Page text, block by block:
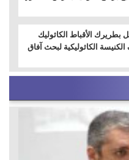
بطريرك الأقباط الكاثوليك
الكاثوليكية لبحث آفاق